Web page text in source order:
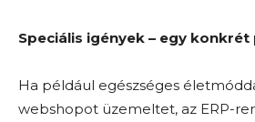
Speciális igények – egy konkrét
Ha például egészséges
webshopot üzemeltet, az ERP-